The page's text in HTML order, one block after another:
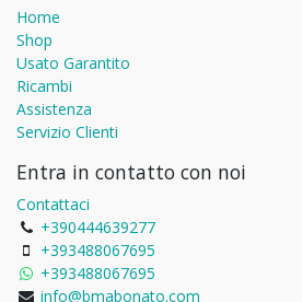
Home
Shop
Usato Garantito
Ricambi
Assistenza
Servizio Clienti
Entra in contatto con noi
Contattaci
+390444639277
+393488067695
+393488067695
info@bmabonato.com